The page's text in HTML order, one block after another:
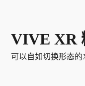
VIVE XR
可以自如切换形态的